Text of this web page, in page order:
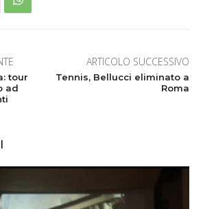
tour
ad
ARTICOLO SUCCESSIVO
Tennis, Bellucci eliminato a
Roma